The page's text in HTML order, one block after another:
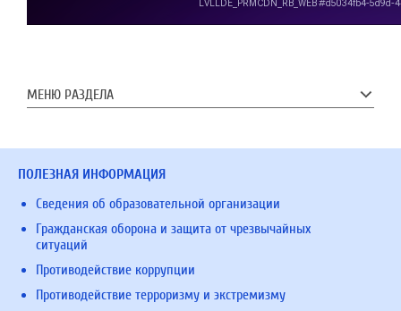
МЕНЮ РАЗДЕЛА
ПОЛЕЗНАЯ ИНФОРМАЦИЯ
Сведения об образовательной организации
Гражданская оборона и защита от чрезвычайных
ситуаций
Противодействие коррупции
Противодействие терроризму и экстремизму